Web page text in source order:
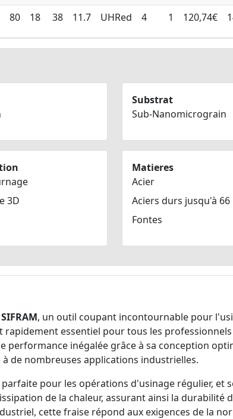
80 18 38 11.7 UHRed 4 1 120,74€
Substrat
Sub-Nanomicrograin
3D
Matieres
Acier
Aciers durs jusqu'à 66
Fontes
SIFRAM, un outil coupant incontournable pour
rapidement essentiel pour tous les
performance inégalée grâce à sa conception
de nombreuses applications industrielles.
pour les opérations d'usinage régulier, et
de la chaleur, assurant ainsi la durabilité
cette fraise répond aux exigences de la